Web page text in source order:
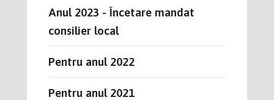
Anul 2023 - Încetare mandat
consilier local
Pentru anul 2022
Pentru anul 2021